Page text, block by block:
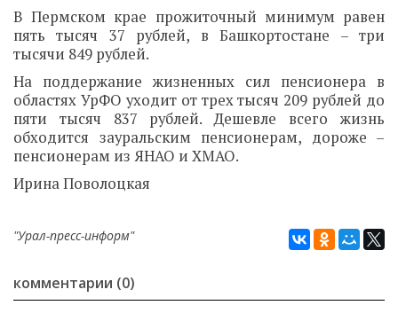
В Пермском крае прожиточный минимум равен
пять тысяч 37 рублей, в Башкортостане – три
тысячи 849 рублей.
На поддержание жизненных сил пенсионера в
областях УрФО уходит от трех тысяч 209 рублей до
пяти тысяч 837 рублей. Дешевле всего жизнь
обходится зауральским пенсионерам, дороже –
пенсионерам из ЯНАО и ХМАО.
Ирина Поволоцкая
"Урал-пресс-информ"
комментарии (0)